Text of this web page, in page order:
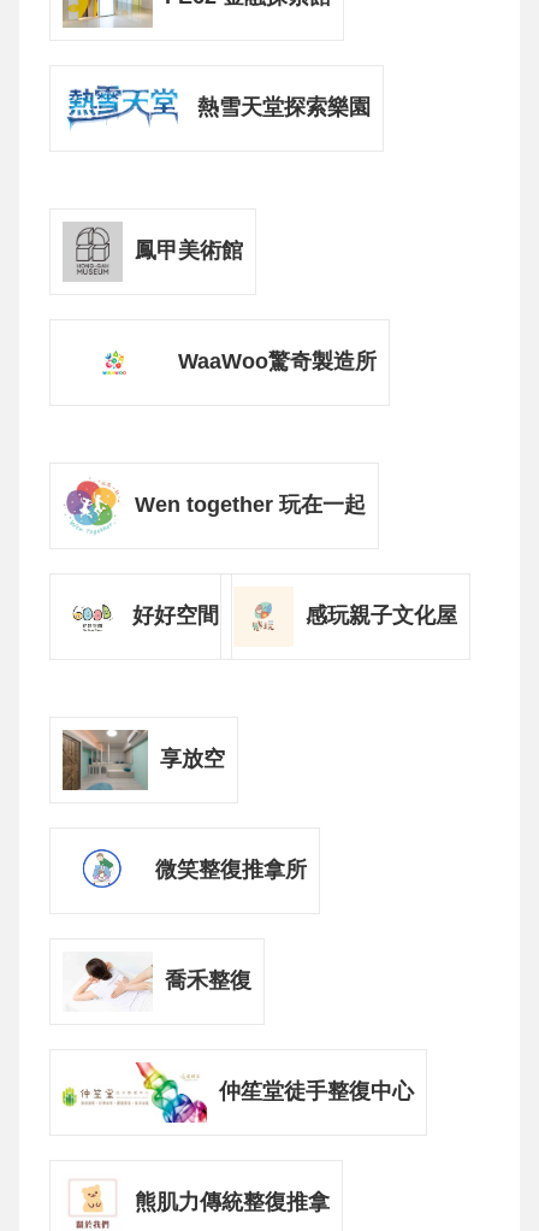
熱雪天堂探索樂園
鳳甲美術館
WaaWoo驚奇製造所
Wen together 玩在一起
好好空間 感玩親子文化屋
享放空
微笑整復推拿所
喬禾整復
仲笙堂徒手整復中心
熊肌力傳統整復推拿